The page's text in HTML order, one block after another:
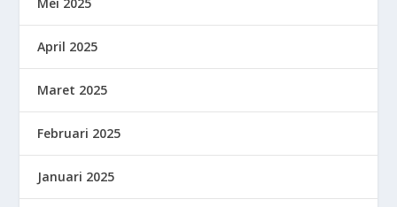
April 2025
Maret 2025
Februari 2025
Januari 2025